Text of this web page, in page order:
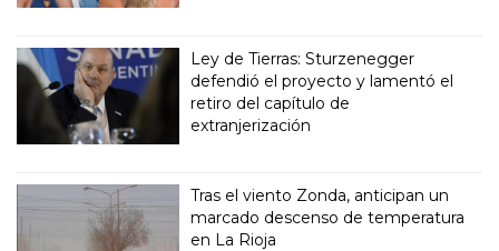
Ley de Tierras: Sturzenegger
defendió el proyecto y lamentó el
retiro del capítulo de
extranjerización
Tras el viento Zonda, anticipan un
marcado descenso de temperatura
en La Rioja